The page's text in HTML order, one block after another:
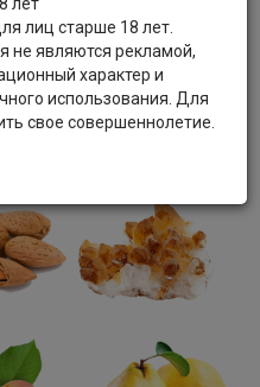
кислинкой и тонкими
в качестве аперитива, в
закусками, рыбой,
супами и ризотто.
лиц старше 18 лет.
не являются рекламой,
характер и
использования. Для
свое совершеннолетие.